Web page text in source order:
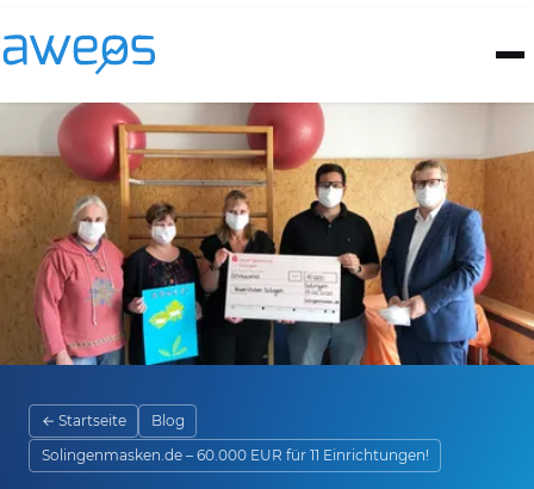
← Startseite
Blog
Solingenmasken.de – 60.000 EUR für 11 Einrichtungen!